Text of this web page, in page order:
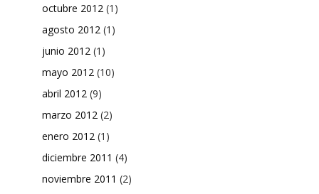
octubre 2012 (1)
agosto 2012 (1)
junio 2012 (1)
mayo 2012 (10)
abril 2012 (9)
marzo 2012 (2)
enero 2012 (1)
diciembre 2011 (4)
noviembre 2011 (2)